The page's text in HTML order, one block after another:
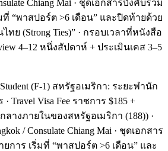
Chiang Mai · ชุดเอกสารบังคับร่วม
“พาสปอร์ต >6 เดือน” และปิดท้ายด้วย
ทย (Strong Ties)” · กรอบเวลาที่หนังสือ
4–12 หนึ่งสัปดาห์ + ประเมินเคส 3–5
(F-1) สหรัฐอเมริกา: ระยะพำนัก
Travel Visa Fee ราชการ $185 +
ลางภายในของสหรัฐอเมริกา (188)) ·
/ Consulate Chiang Mai · ชุดเอกสาร
การ เริ่มที่ “พาสปอร์ต >6 เดือน” และ